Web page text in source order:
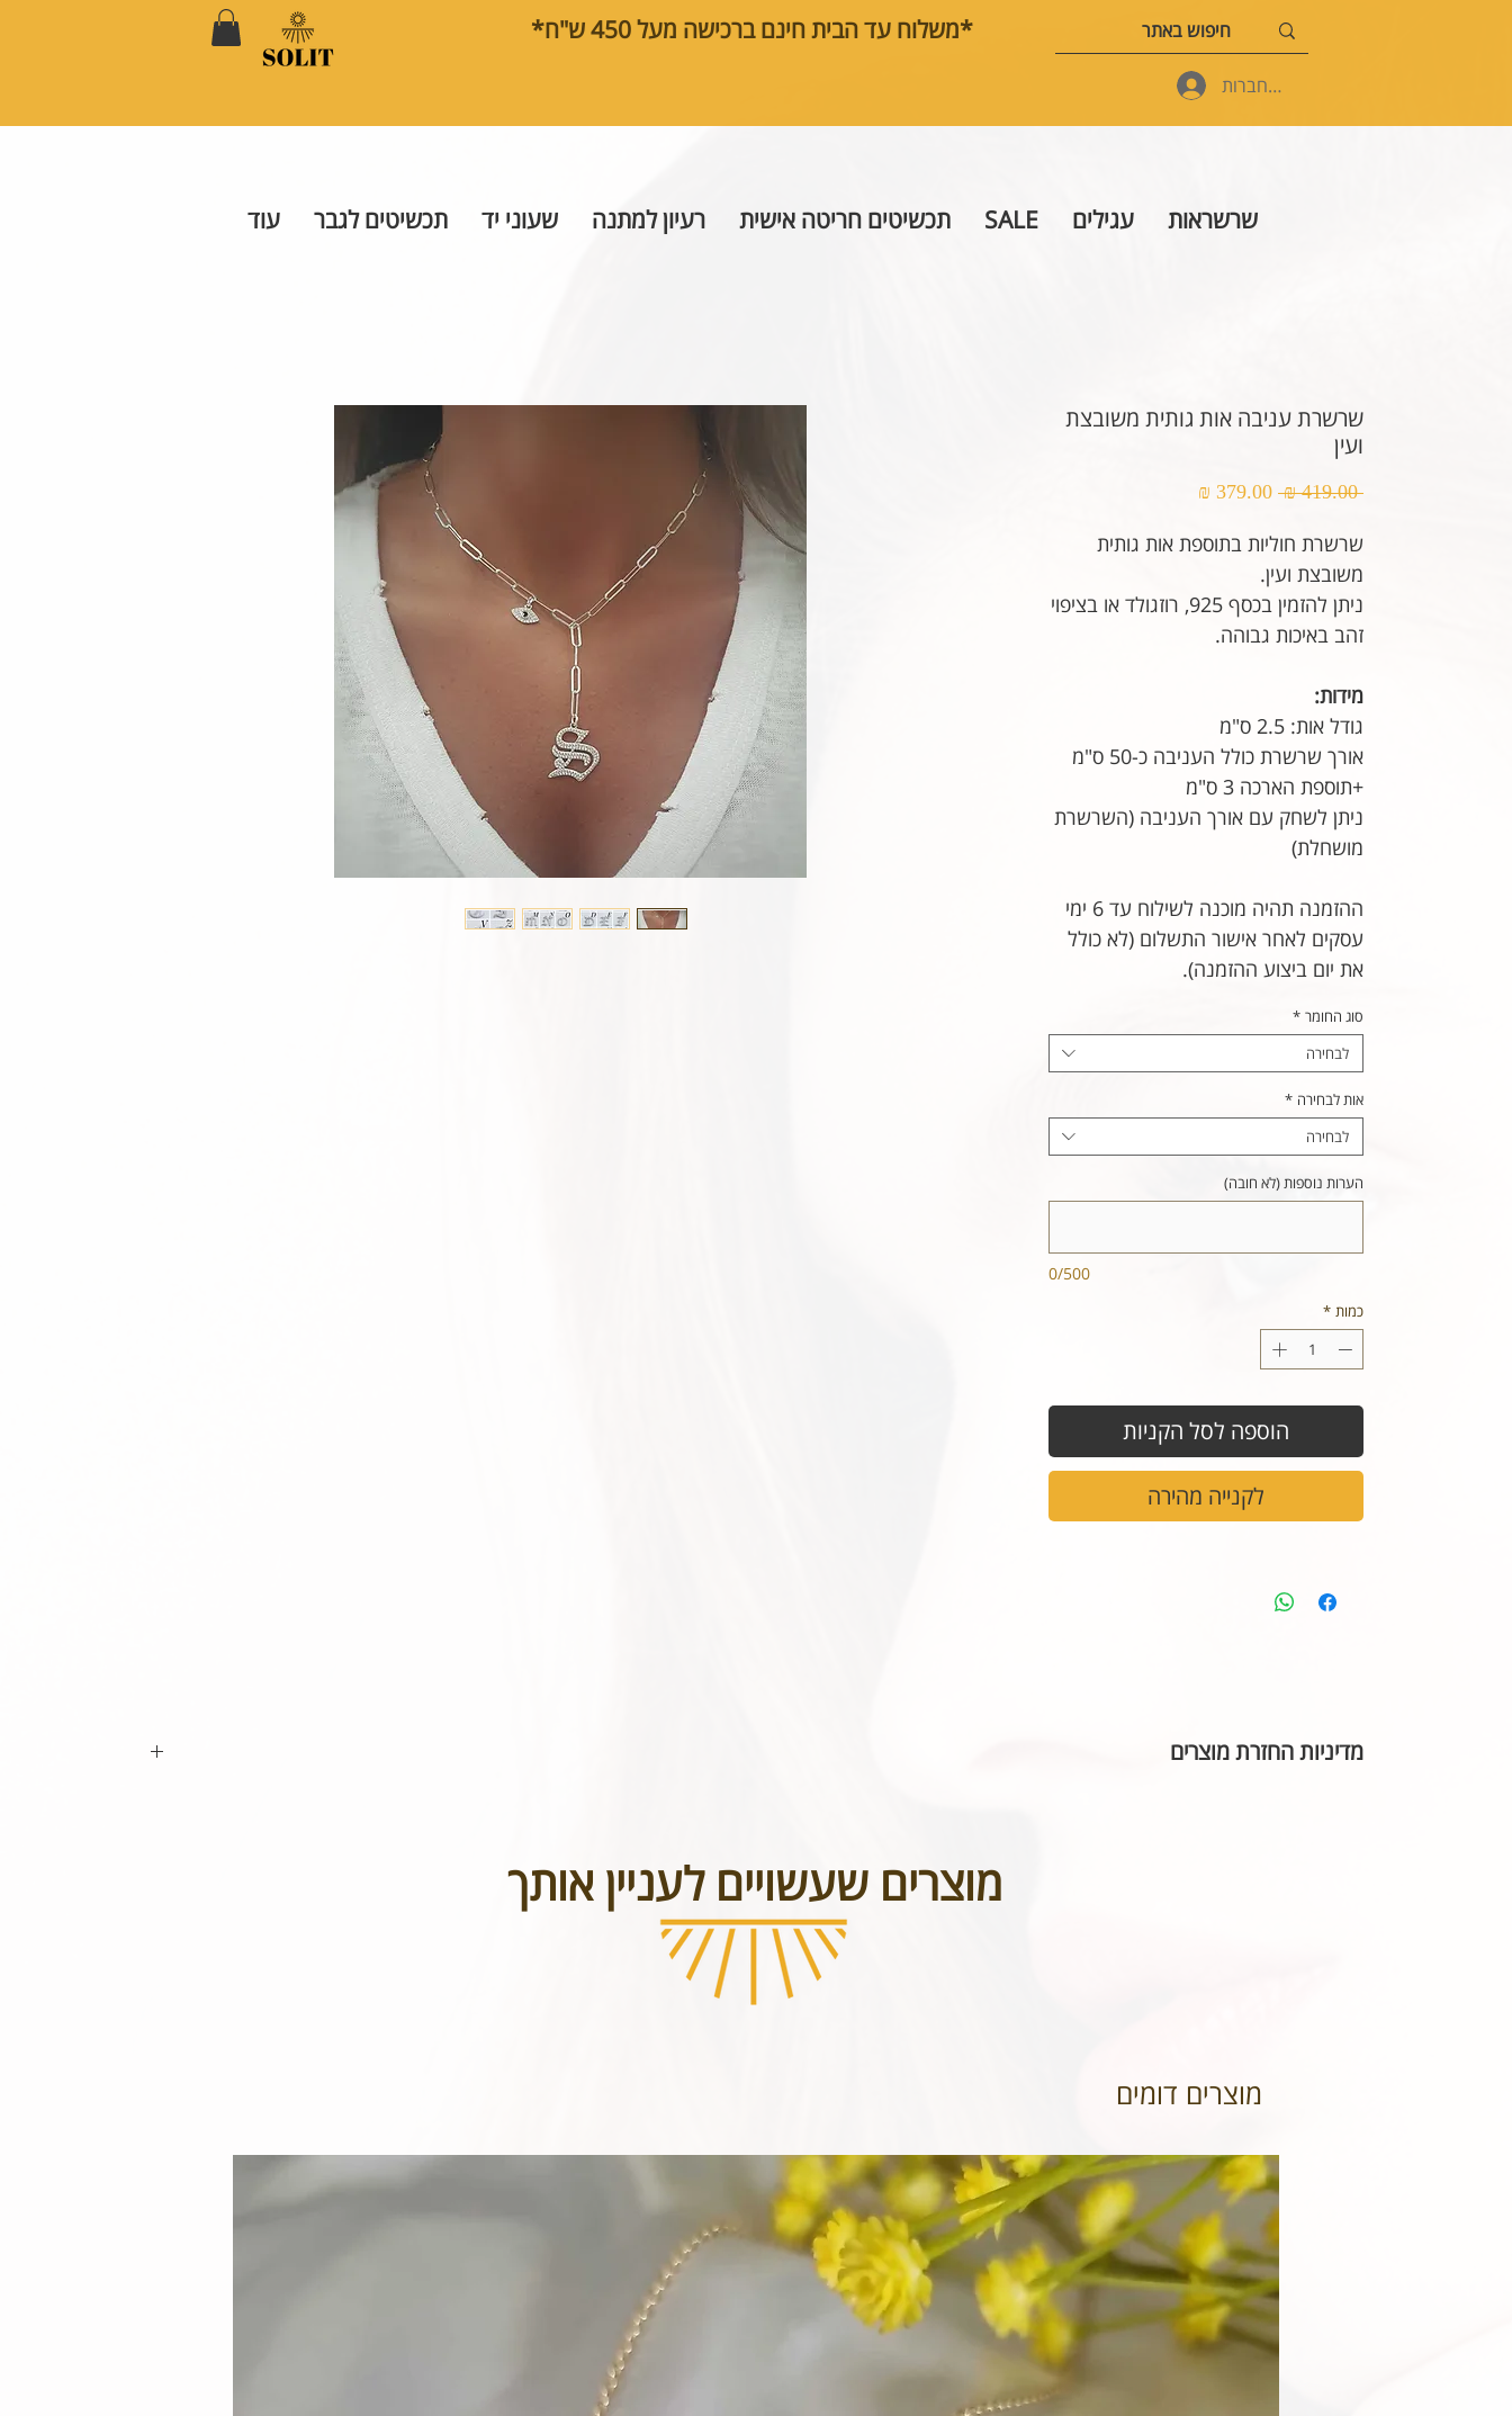
*משלוח עד הבית חינם ברכישה מעל 450 ש"ח*
להתחברות
שרשראות עגילים SALE תכשיטים חריטה אישית רעיון למתנה שעוני יד תכשיטים לגבר עוד
שרשרת עניבה אות גותית משובצת
ועין
‏419.00 ‏₪
מחיר
שרשרת חוליות בתוספת אות גותית
משובצת ועין.
ניתן להזמין בכסף 925, רוזגולד או בציפוי
זהב באיכות גבוהה.
מידות:
גודל אות: 2.5 ס"מ
אורך שרשרת כולל העניבה כ-50 ס"מ
+תוספת הארכה 3 ס"מ
ניתן לשחק עם אורך העניבה (השרשרת
מושחלת)
ההזמנה תהיה מוכנה לשילוח עד 6 ימי
עסקים לאחר אישור התשלום (לא כולל
את יום ביצוע ההזמנה).
סוג החומר *
לבחירה
אות לבחירה *
לבחירה
הערות נוספות (לא חובה)
0/500
כמות *
הוספה לסל הקניות
לקנייה מהירה
מדיניות החזרת מוצרים
מוצרים שעשויים לעניין אותך
מוצרים דומים